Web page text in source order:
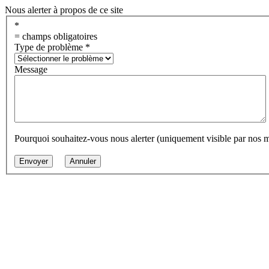
Nous alerter à propos de ce site
*
= champs obligatoires
Type de problème *
Message
Pourquoi souhaitez-vous nous alerter (uniquement visible par nos